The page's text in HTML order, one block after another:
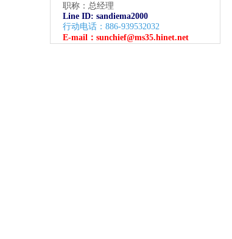
职称：总经理
Line ID: sandiema2000
行动电话：886-939532032
E-mail： sunchief@ms35.hinet.net